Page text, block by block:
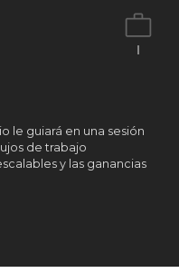
le guiará en una sesión
de trabajo
y las ganancias